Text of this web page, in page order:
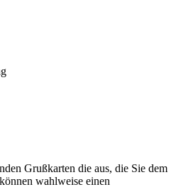
Grußkarten die aus, die Sie dem
wahlweise einen